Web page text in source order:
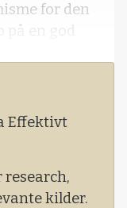
for den
på en god
Effektivt
kilder.